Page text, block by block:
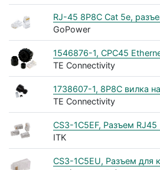
RJ-45 8P8C Cat 5е,
GoPower
1546876-1, CPC45
TE Connectivity
1738607-1, 8P8C вилка
TE Connectivity
CS3-1C5EF, Разъем RJ45
ITK
CS3-1C5EU, Разъем для